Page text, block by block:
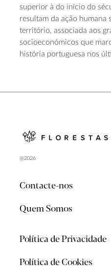
superior à do início do
resultam da ação humana
território, associada aos
socioeconómicos que
história portuguesa nos
@2026
Contacte-nos
Quem Somos
Política de Privacidade
Política de Cookies